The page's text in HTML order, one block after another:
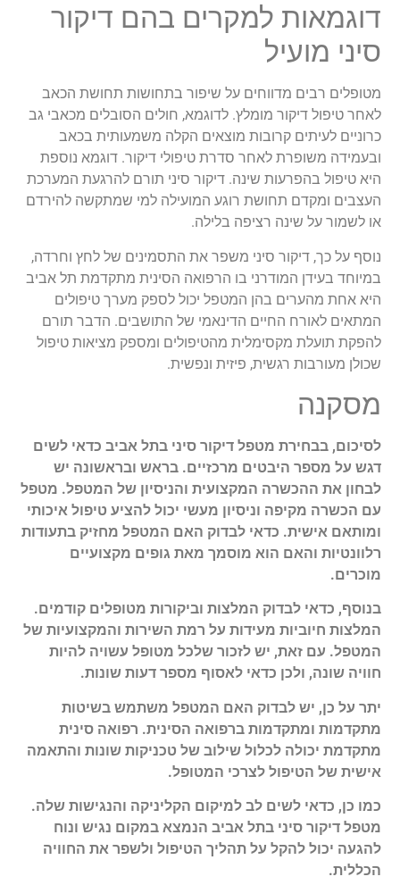
דוגמאות למקרים בהם דיקור
סיני מועיל
מטופלים רבים מדווחים על שיפור בתחושות תחושת הכאב
לאחר טיפול דיקור מומלץ. לדוגמא, חולים הסובלים מכאבי גב
כרוניים לעיתים קרובות מוצאים הקלה משמעותית בכאב
ובעמידה משופרת לאחר סדרת טיפולי דיקור. דוגמא נוספת
היא טיפול בהפרעות שינה. דיקור סיני תורם להרגעת המערכת
העצבים ומקדם תחושת רוגע המועילה למי שמתקשה להירדם
או לשמור על שינה רציפה בלילה.
נוסף על כך, דיקור סיני משפר את התסמינים של לחץ וחרדה,
במיוחד בעידן המודרני בו הרפואה הסינית מתקדמת תל אביב
היא אחת מהערים בהן המטפל יכול לספק מערך טיפולים
המתאים לאורח החיים הדינאמי של התושבים. הדבר תורם
להפקת תועלת מקסימלית מהטיפולים ומספק מציאות טיפול
שכולן מעורבות רגשית, פיזית ונפשית.
מסקנה
לסיכום, בבחירת מטפל דיקור סיני בתל אביב כדאי לשים
דגש על מספר היבטים מרכזיים. בראש ובראשונה יש
לבחון את ההכשרה המקצועית והניסיון של המטפל. מטפל
עם הכשרה מקיפה וניסיון מעשי יכול להציע טיפול איכותי
ומותאם אישית. כדאי לבדוק האם המטפל מחזיק בתעודות
רלוונטיות והאם הוא מוסמך מאת גופים מקצועיים
מוכרים.
בנוסף, כדאי לבדוק המלצות וביקורות מטופלים קודמים.
המלצות חיוביות מעידות על רמת השירות והמקצועיות של
המטפל. עם זאת, יש לזכור שלכל מטופל עשויה להיות
חוויה שונה, ולכן כדאי לאסוף מספר דעות שונות.
יתר על כן, יש לבדוק האם המטפל משתמש בשיטות
מתקדמות ומתקדמות ברפואה הסינית. רפואה סינית
מתקדמת יכולה לכלול שילוב של טכניקות שונות והתאמה
אישית של הטיפול לצרכי המטופל.
כמו כן, כדאי לשים לב למיקום הקליניקה והנגישות שלה.
מטפל דיקור סיני בתל אביב הנמצא במקום נגיש ונוח
להגעה יכול להקל על תהליך הטיפול ולשפר את החוויה
הכללית.